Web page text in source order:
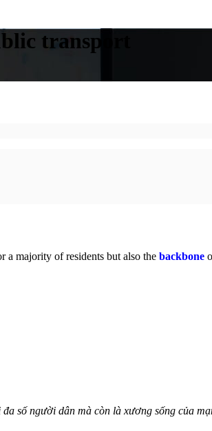
transport
a majority of residents but also the backbone
số người dân mà còn là xương sống của